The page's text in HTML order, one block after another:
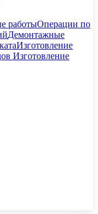
работыОперации по
Демонтажные
Изготовление
Изготовление